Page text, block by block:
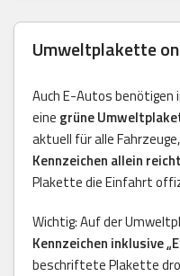
Umweltplakette
Auch E-Autos
eine grüne
aktuell für alle
Kennzeichen allein
Plakette die Einfahrt
Wichtig: Auf der
Kennzeichen inklusive
beschriftete Plakette